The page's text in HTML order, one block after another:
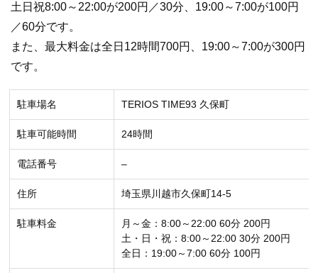
土日祝8:00～22:00が200円／30分、19:00～7:00が100円
／60分です。
また、最大料金は全日12時間700円、19:00～7:00が300円
です。
駐車場名 TERIOS TIME93 久保町
駐車可能時間 24時間
電話番号 –
住所 埼玉県川越市久保町14-5
駐車料金
月～金：8:00～22:00 60分 200円
土・日・祝：8:00～22:00 30分 200円
全日：19:00～7:00 60分 100円